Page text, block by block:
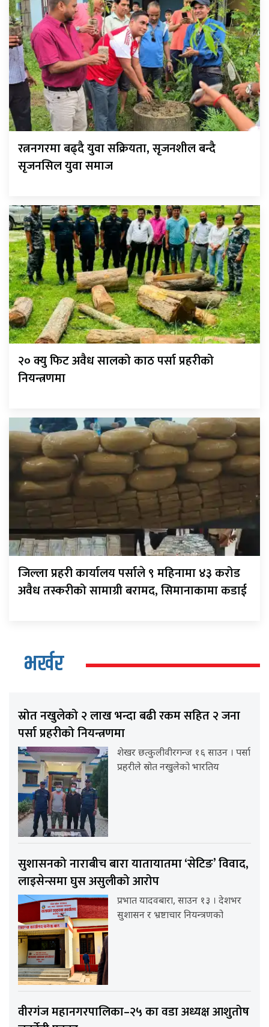
रत्ननगरमा बढ्दै युवा सक्रियता, सृजनशील बन्दै
सृजनसिल युवा समाज
२० क्यु फिट अवैध सालको काठ पर्सा प्रहरीको
नियन्त्रणमा
जिल्ला प्रहरी कार्यालय पर्साले ९ महिनामा ४३ करोड
अवैध तस्करीको सामाग्री बरामद, सिमानाकामा कडाई
भर्खर
स्रोत नखुलेको २ लाख भन्दा बढी रकम सहित २ जना
पर्सा प्रहरीको नियन्त्रणमा
शेखर छत्कुलीवीरगन्ज १६ साउन । पर्सा
प्रहरीले स्रोत नखुलेको भारतिय
सुशासनको नाराबीच बारा यातायातमा ‘सेटिङ’ विवाद,
लाइसेन्समा घुस असुलीको आरोप
प्रभात यादवबारा, साउन १३ । देशभर
सुशासन र भ्रष्टाचार नियन्त्रणको
वीरगंज महानगरपालिका–२५ का वडा अध्यक्ष आशुतोष